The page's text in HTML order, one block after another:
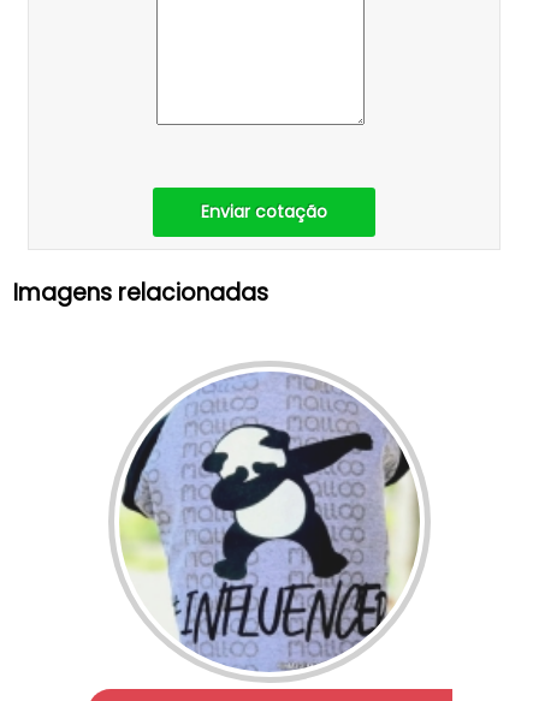
Enviar cotação
Imagens relacionadas